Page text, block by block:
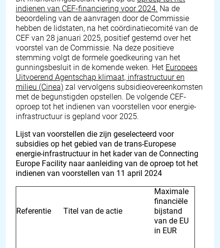
indienen van CEF-financiering voor 2024. Na de
beoordeling van de aanvragen door de Commissie
hebben de lidstaten, na het coördinatiecomité van de
CEF van 28 januari 2025, positief gestemd over het
voorstel van de Commissie. Na deze positieve
stemming volgt de formele goedkeuring van het
gunningsbesluit in de komende weken. Het Europees
Uitvoerend Agentschap klimaat, infrastructuur en
milieu (Cinea) zal vervolgens subsidieovereenkomsten
met de begunstigden opstellen. De volgende CEF-
oproep tot het indienen van voorstellen voor energie-
infrastructuur is gepland voor 2025.
Lijst van voorstellen die zijn geselecteerd voor
subsidies op het gebied van de trans-Europese
energie-infrastructuur in het kader van de Connecting
Europe Facility naar aanleiding van de oproep tot het
indienen van voorstellen van 11 april 2024
Referentie Titel van de actie
Maximale
financiële
bijstand
van de EU
in EUR